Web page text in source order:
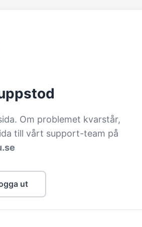
Om problemet kvarstår,
till vårt support-team på
ut